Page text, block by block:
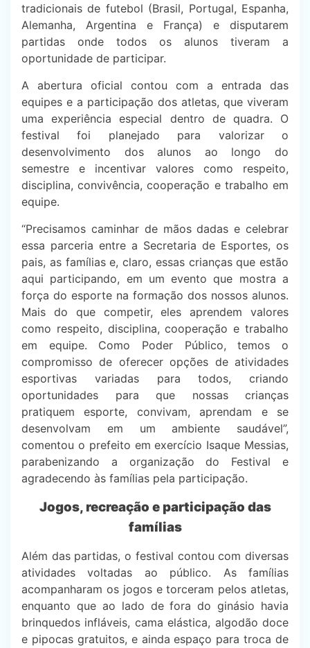
tradicionais de futebol (Brasil, Portugal, Espanha,
Alemanha, Argentina e França) e disputarem
partidas onde todos os alunos tiveram a
oportunidade de participar.
A abertura oficial contou com a entrada das
equipes e a participação dos atletas, que viveram
uma experiência especial dentro de quadra. O
festival foi planejado para valorizar o
desenvolvimento dos alunos ao longo do
semestre e incentivar valores como respeito,
disciplina, convivência, cooperação e trabalho em
equipe.
“Precisamos caminhar de mãos dadas e celebrar
essa parceria entre a Secretaria de Esportes, os
pais, as famílias e, claro, essas crianças que estão
aqui participando, em um evento que mostra a
força do esporte na formação dos nossos alunos.
Mais do que competir, eles aprendem valores
como respeito, disciplina, cooperação e trabalho
em equipe. Como Poder Público, temos o
compromisso de oferecer opções de atividades
esportivas variadas para todos, criando
oportunidades para que nossas crianças
pratiquem esporte, convivam, aprendam e se
desenvolvam em um ambiente saudável”,
comentou o prefeito em exercício Isaque Messias,
parabenizando a organização do Festival e
agradecendo às famílias pela participação.
Jogos, recreação e participação das
famílias
Além das partidas, o festival contou com diversas
atividades voltadas ao público. As famílias
acompanharam os jogos e torceram pelos atletas,
enquanto que ao lado de fora do ginásio havia
brinquedos infláveis, cama elástica, algodão doce
e pipocas gratuitos, e ainda espaço para troca de